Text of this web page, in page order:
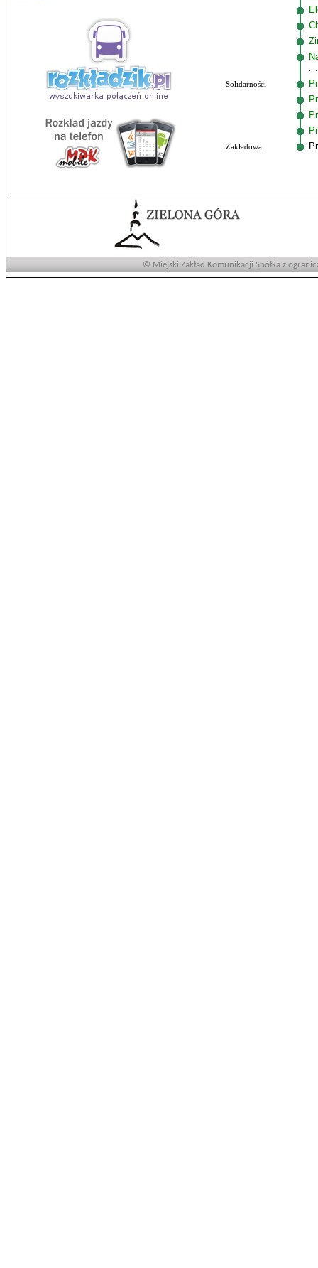
Solidarności
Zakładowa
© Miejski Zakład Komunikacji Spółka z